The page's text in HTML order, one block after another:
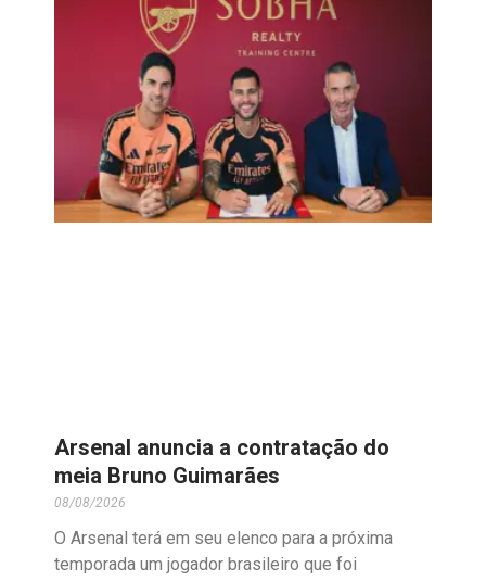
Arsenal anuncia a contratação do
meia Bruno Guimarães
08/08/2026
O Arsenal terá em seu elenco para a próxima
temporada um jogador brasileiro que foi